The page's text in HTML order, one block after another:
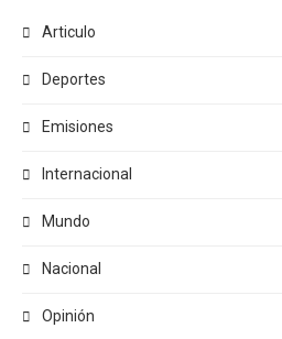
Articulo
Deportes
Emisiones
Internacional
Mundo
Nacional
Opinión